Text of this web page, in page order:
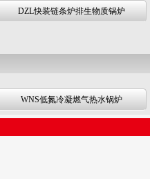
DZL快装链条炉排生物质锅炉
WNS低氮冷凝燃气热水锅炉